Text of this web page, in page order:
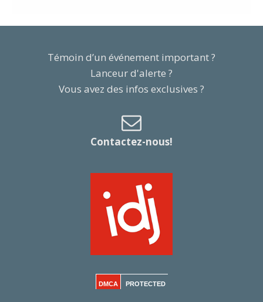
Témoin d’un événement important ?
Lanceur d'alerte ?
Vous avez des infos exclusives ?
Contactez-nous!
DMCA PROTECTED